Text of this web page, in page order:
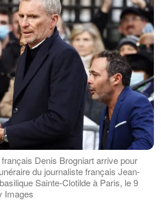
Denis Brogniart arrive pour
du journaliste français Jean-
Sainte-Clotilde à Paris, le 9
Images